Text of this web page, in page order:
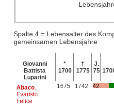
Spalte 4 = Lebensalter des
gemeinsamen Lebensjahre
Giovanni
Battista
Luparini
*
1700
†
1775
J.
75
Abaco,
Evaristo
Felice
1675 1742 42